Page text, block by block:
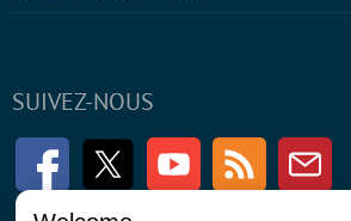
SUIVEZ-NOUS
FacebookTwitter Youtube RSS